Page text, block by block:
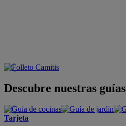
Descubre nuestras guías
Tarjeta